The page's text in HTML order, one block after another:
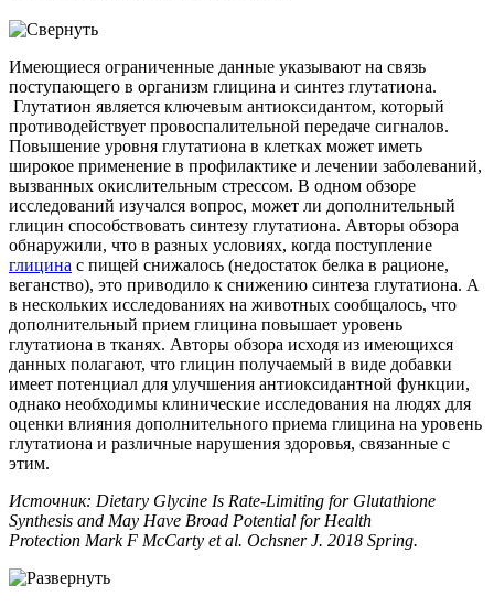
Имеющиеся ограниченные данные указывают на связь
поступающего в организм глицина и синтез глутатиона.
Глутатион является ключевым антиоксидантом, который
противодействует провоспалительной передаче сигналов.
Повышение уровня глутатиона в клетках может иметь
широкое применение в профилактике и лечении заболеваний,
вызванных окислительным стрессом. В одном обзоре
исследований изучался вопрос, может ли дополнительный
глицин способствовать синтезу глутатиона. Авторы обзора
обнаружили, что в разных условиях, когда поступление
глицина с пищей снижалось (недостаток белка в рационе,
веганство), это приводило к снижению синтеза глутатиона. А
в нескольких исследованиях на животных сообщалось, что
дополнительный прием глицина повышает уровень
глутатиона в тканях. Авторы обзора исходя из имеющихся
данных полагают, что глицин получаемый в виде добавки
имеет потенциал для улучшения антиоксидантной функции,
однако необходимы клинические исследования на людях для
оценки влияния дополнительного приема глицина на уровень
глутатиона и различные нарушения здоровья, связанные с
этим.
Источник: Dietary Glycine Is Rate-Limiting for Glutathione
Synthesis and May Have Broad Potential for Health
Protection Mark F McCarty et al. Ochsner J. 2018 Spring.